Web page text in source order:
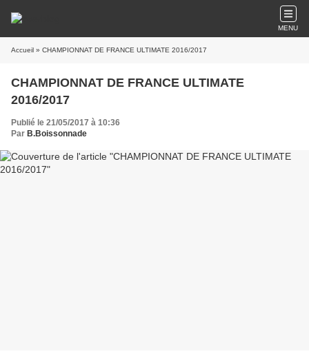
MENU
Accueil » CHAMPIONNAT DE FRANCE ULTIMATE 2016/2017
CHAMPIONNAT DE FRANCE ULTIMATE
2016/2017
Publié le 21/05/2017 à 10:36
Par B.Boissonnade